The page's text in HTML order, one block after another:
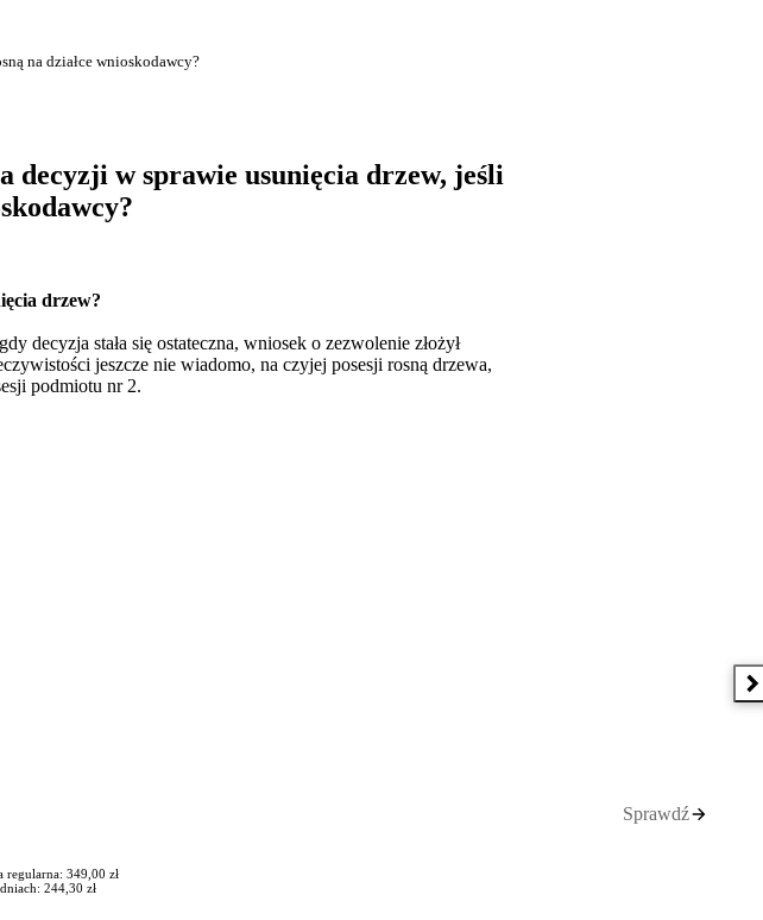
na działce wnioskodawcy?
decyzji w sprawie usunięcia drzew, jeśli
drzew?
decyzja stała się ostateczna, wniosek o zezwolenie złożył
jeszcze nie wiadomo, na czyjej posesji rosną drzewa,
podmiotu nr 2.
w nowym oknie
Sprawdź
regularna: 349,00 zł
244,30 zł